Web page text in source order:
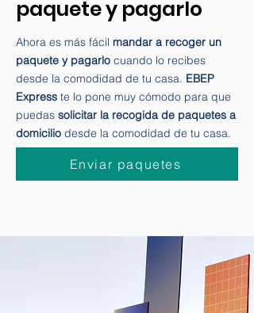
Mandar a recoger un
paquete y pagarlo
Ahora es más fácilmandar a recoger un
paquete y pagarlo cuando lo recibes
desde la comodidad de tu casa.EBEP
Expresste lo pone muy cómodo para que
puedassolicitar la recogida de paquetes a
desde la comodidad de tu casa.